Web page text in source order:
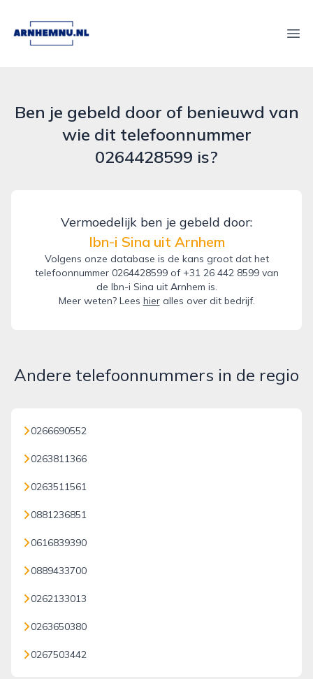
arnhemnu.nl
Ben je gebeld door of benieuwd van
wie dit telefoonnummer
0264428599 is?
Vermoedelijk ben je gebeld door:
Ibn-i Sina uit Arnhem
Volgens onze database is de kans groot dat het
telefoonnummer 0264428599 of +31 26 442 8599 van
de Ibn-i Sina uit Arnhem is.
Meer weten? Lees hieralles over dit bedrijf.
Andere telefoonnummers in de regio
0266690552
0263811366
0263511561
0881236851
0616839390
0889433700
0262133013
0263650380
0267503442